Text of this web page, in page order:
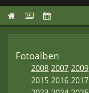
Fotoalben
2008 2007 2009
2015 2016 2017